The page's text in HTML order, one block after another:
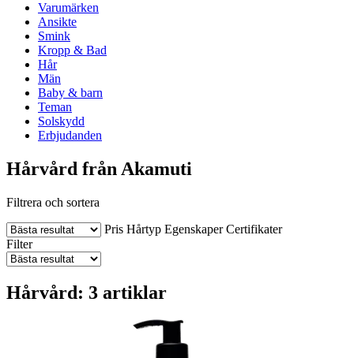
Varumärken
Ansikte
Smink
Kropp & Bad
Hår
Män
Baby & barn
Teman
Solskydd
Erbjudanden
Hårvård från Akamuti
Filtrera och sortera
Pris Hårtyp Egenskaper Certifikater
Filter
Hårvård: 3 artiklar